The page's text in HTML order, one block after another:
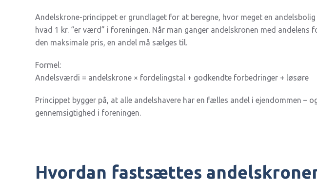
Andelskrone-princippet er grundlaget for at beregne, hvor meget en
hvad 1 kr. “er værd” i foreningen. Når man ganger andelskronen med
den maksimale pris, en andel må sælges til.
Formel:
Andelsværdi = andelskrone × fordelingstal + godkendte forbedringer + løsøre
Princippet bygger på, at alle andelshavere har en fælles andel i ejendommen –
gennemsigtighed i foreningen.
Hvordan fastsættes